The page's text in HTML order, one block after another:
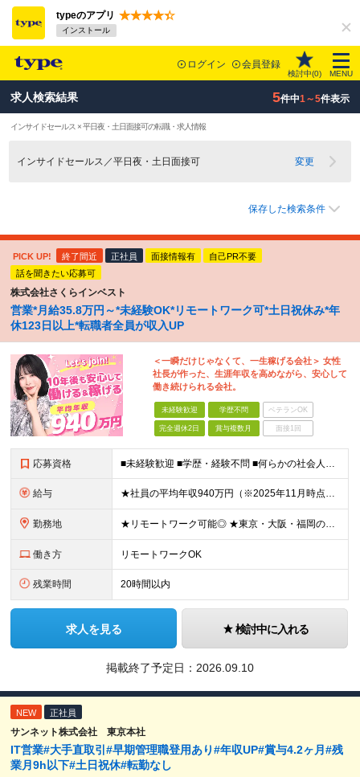
typeのアプリ
インストール
ログイン 会員登録
検討中(0) MENU
求人検索結果 5件中1～5件表示
インサイドセールス × 平日夜・土日面接可の転職・求人情報
インサイドセールス／平日夜・土日面接可 変更
保存した検索条件
PICK UP! 終了間近 正社員 面接情報有
自己PR不要
話を聞きたい応募可
株式会社さくらインベスト
営業*月給35.8万円～*未経験OK*リモートワーク可*土日祝休み*年
休123日以上*転職者全員が収入UP
＜一瞬だけじゃなくて、一生稼げる会社＞ 女性
社長が作った、生涯年収を高めながら、安心して
働き続けられる会社。
未経験歓迎 学歴不問 ベテランOK
完全週休2日 賞与複数月 面接1回
応募資格 ■未経験歓迎 ■学歴・経験不問 ■何らかの社会人経験がある方 ＜こんな方に向いています！＞ ・頑張った分評価されたい方 ・将来役立つ知識を身につけたい方 ・新しいことを学ぶのが好きな方 ・趣味
給与 ★社員の平均年収940万円（※2025年11月時点） ★転職者は全員収入アップを実現 ★入社半年で昇給した実績あり！ 【営業未経験】 月給35万8,000円～（固定残業代含む）＋インセンティブ ＋賞
勤務地 ★リモートワーク可能◎ ★東京・大阪・福岡の3拠点で募集中／ご希望の勤務地で配属します ★転勤なし ＜東京支店＞ 東京都港区三田1丁目4番28号 三田国際ビル2階 ＜大阪本社＞ 大阪府大阪市北区梅
働き方 リモートワークOK
残業時間 20時間以内
求人を見る 検討中に入れる
掲載終了予定日： 2026.09.10
NEW 正社員
サンネット株式会社 東京本社
IT営業#大手直取引#早期管理職登用あり#年収UP#賞与4.2ヶ月#残
業月9h以下#土日祝休#転勤なし